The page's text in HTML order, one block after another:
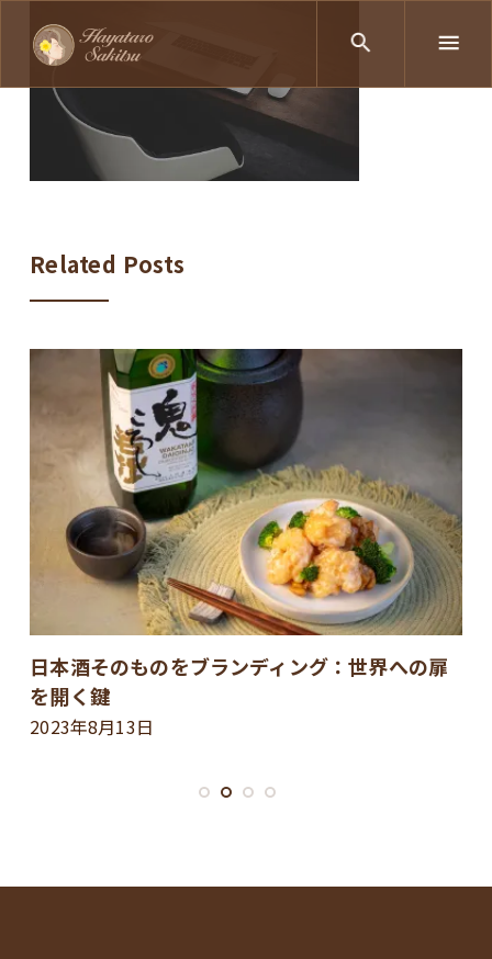
Related Posts
日本酒そのものをブランディング：世界への扉
を開く鍵
2023年8月13日